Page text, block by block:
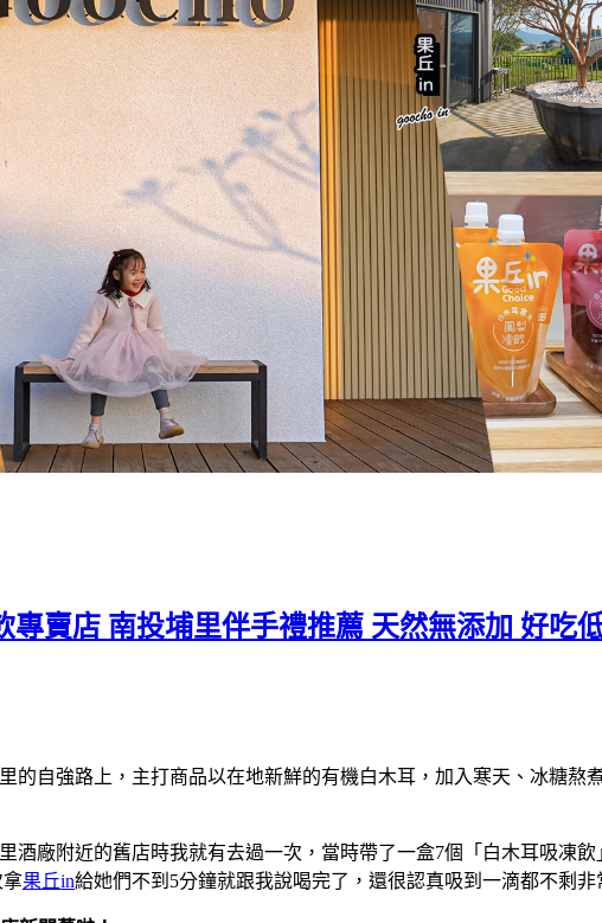
專賣店 南投埔里伴手禮推薦 天然無添加 好吃
的自強路上，主打商品以在地新鮮的有機白木耳，加入寒天、冰糖
酒廠附近的舊店時我就有去過一次，當時帶了一盒7個「白木耳吸凍
拿果丘in給她們不到5分鐘就跟我說喝完了，還很認真吸到一滴都不剩